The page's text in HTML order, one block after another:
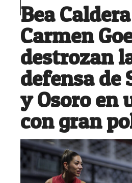
Bea
Carmen
destrozan
defensa de
y Osoro en
con gran